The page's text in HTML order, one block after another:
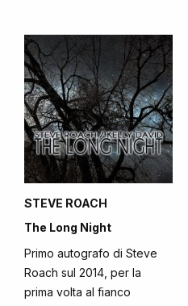
STEVE ROACH
The Long Night
Primo autografo di Steve
Roach sul 2014, per la
prima volta al fianco